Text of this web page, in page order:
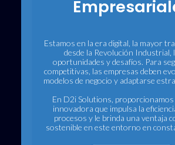
Estamos en la era digital, la mayor
desde la Revolución Industrial,
oportunidades y desafíos. Para
competitivas, las empresas deben
modelos de negocio y adaptarse
En D2i Solutions, proporcionamos
innovadora que impulsa la
procesos y le brinda una ventaja
sostenible en este entorno en